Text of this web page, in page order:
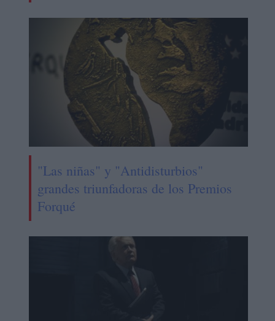
"Las niñas" y "Antidisturbios"
grandes triunfadoras de los Premios
Forqué